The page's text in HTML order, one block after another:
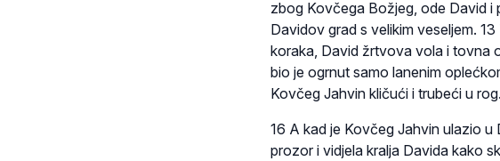
zbog Kovčega Božjeg, ode David
Davidov grad s velikim veseljem.
koraka, David žrtvova vola i tovna
bio je ogrnut samo lanenim
Kovčeg Jahvin kličući i trubeći u rog.
16 A kad je Kovčeg Jahvin ulazio
prozor i vidjela kralja Davida kako